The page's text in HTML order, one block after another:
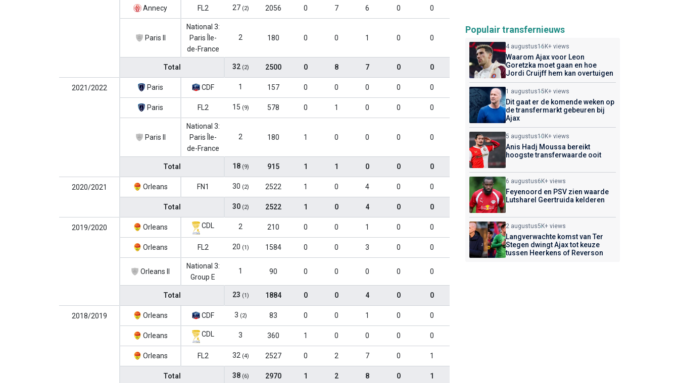
Annecy FL2 27 (2) 2056 0 7 6 0 0
Paris II
National 3:
Paris Île-
de-France
2 180 0 0 1 0 0
Total 32 (2) 2500 0 8 7 0 0
2021/2022 Paris CDF 1 157 0 0 0 0 0
Paris FL2 15 (9) 578 0 1 0 0 0
Paris II
National 3:
Paris Île-
de-France
2 180 1 0 0 0 0
Total 18 (9) 915 1 1 0 0 0
2020/2021 Orleans FN1 30 (2) 2522 1 0 4 0 0
Total 30 (2) 2522 1 0 4 0 0
2019/2020 Orleans CDL 2 210 0 0 1 0 0
Orleans FL2 20 (1) 1584 0 0 3 0 0
Orleans II
National 3:
Group E
1 90 0 0 0 0 0
Total 23 (1) 1884 0 0 4 0 0
2018/2019 Orleans CDF 3 (2) 83 0 0 1 0 0
Orleans CDL 3 360 1 0 0 0 0
Orleans FL2 32 (4) 2527 0 2 7 0 1
Total 38 (6) 2970 1 2 8 0 1
Populair transfernieuws
4 augustus16K+ views
Waarom Ajax voor Leon
Goretzka moet gaan en hoe
Jordi Cruijff hem kan overtuigen
1 augustus15K+ views
Dit gaat er de komende weken op
de transfermarkt gebeuren bij
Ajax
5 augustus10K+ views
Anis Hadj Moussa bereikt
hoogste transferwaarde ooit
6 augustus6K+ views
Feyenoord en PSV zien waarde
Lutsharel Geertruida kelderen
2 augustus5K+ views
Langverwachte komst van Ter
Stegen dwingt Ajax tot keuze
tussen Heerkens of Reverson